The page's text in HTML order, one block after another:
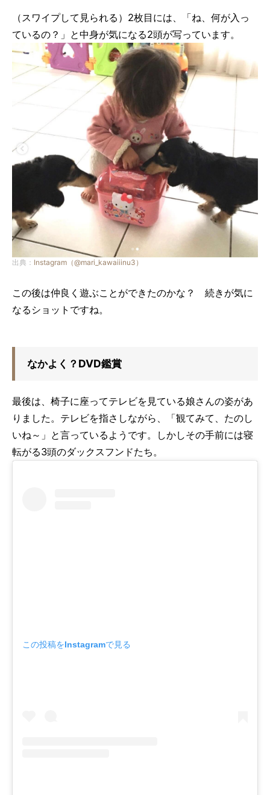
（スワイプして見られる）2枚目には、「ね、何が入っ
ているの？」と中身が気になる2頭が写っています。
出典： Instagram（@mari_kawaiiinu3）
この後は仲良く遊ぶことができたのかな？ 続きが気に
なるショットですね。
なかよく？DVD鑑賞
最後は、椅子に座ってテレビを見ている娘さんの姿があ
りました。テレビを指さしながら、「観てみて、たのし
いね～」と言っているようです。しかしその手前には寝
転がる3頭のダックスフンドたち。
この投稿をInstagramで見る